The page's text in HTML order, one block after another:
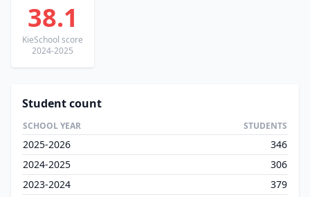
38.1
KieSchool score
2024-2025
Student count
SCHOOL YEAR STUDENTS
2025-2026
346
2024-2025
306
2023-2024
379